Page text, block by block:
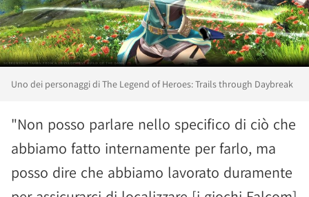
Uno dei personaggi di The Legend of Heroes: Trails through Daybreak
"Non posso parlare nello specifico di ciò che
abbiamo fatto internamente per farlo, ma
posso dire che abbiamo lavorato duramente